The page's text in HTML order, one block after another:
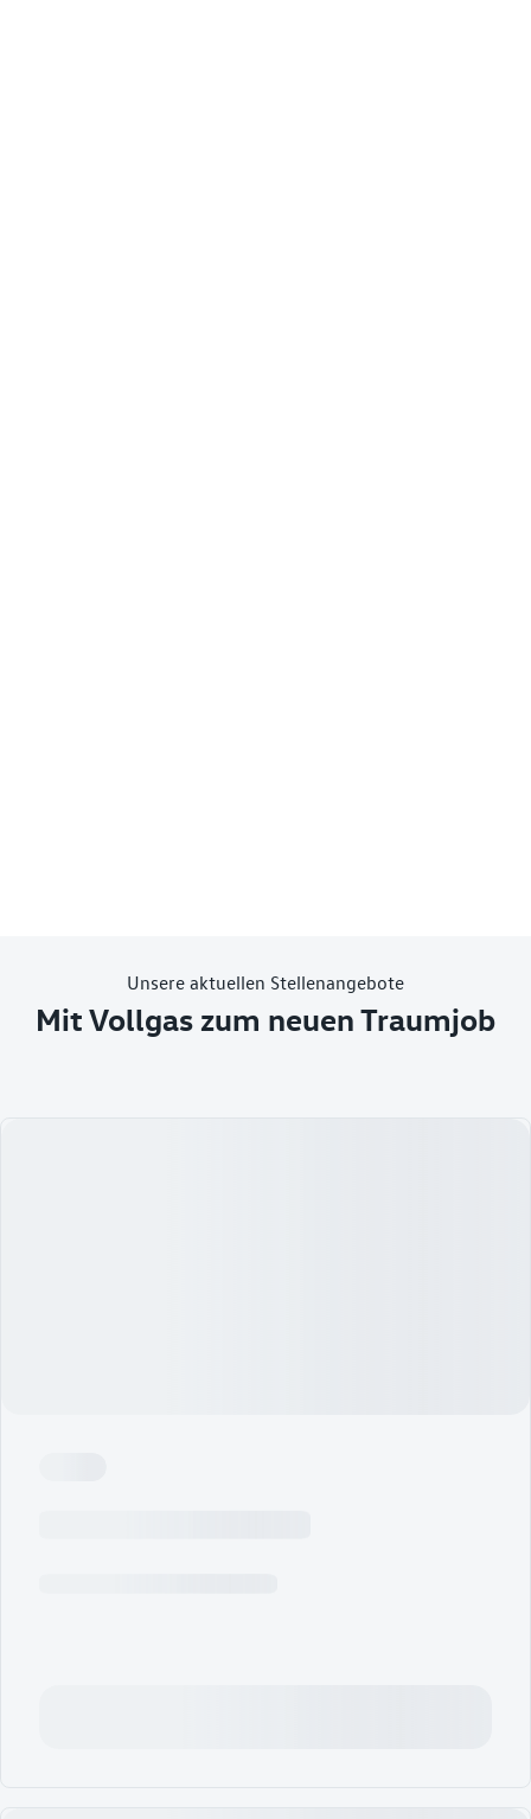
Unsere aktuellen Stellenangebote
Mit Vollgas zum neuen Traumjob